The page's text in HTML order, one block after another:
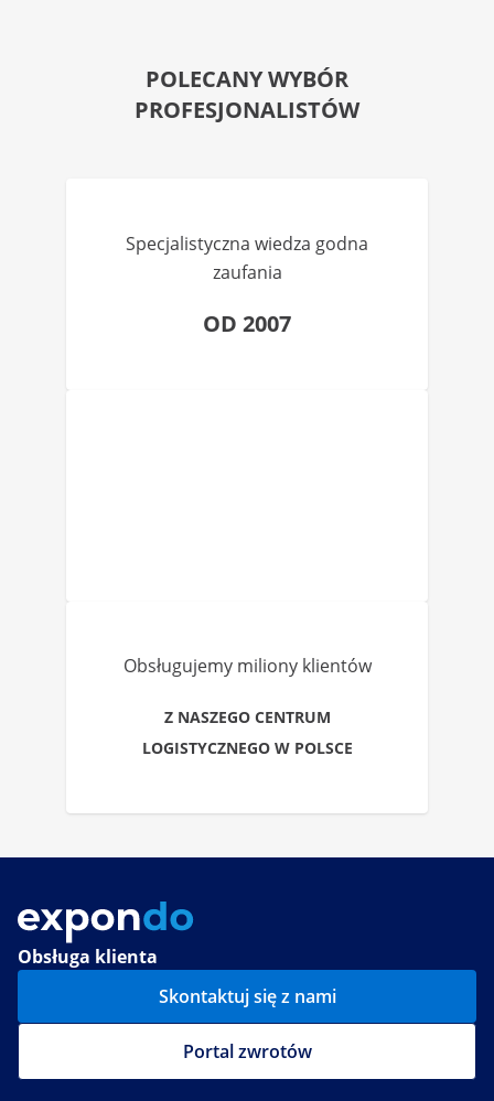
POLECANY WYBÓR
PROFESJONALISTÓW
Specjalistyczna wiedza godna
zaufania
OD 2007
Obsługujemy miliony klientów
Z NASZEGO CENTRUM
LOGISTYCZNEGO W POLSCE
Obsługa klienta
Skontaktuj się z nami
Portal zwrotów